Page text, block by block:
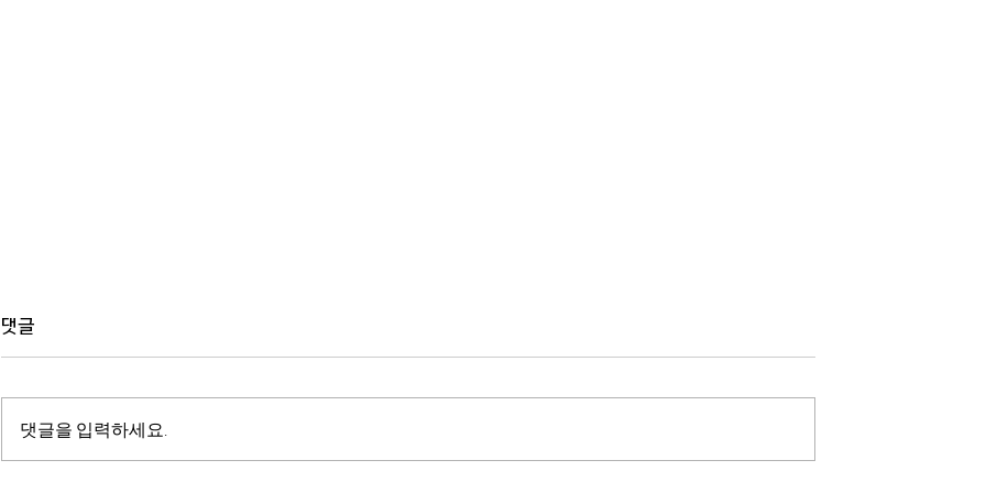
댓글
댓글을 입력하세요.